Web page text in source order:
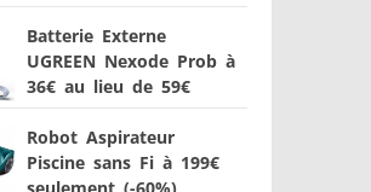
Batterie Externe
UGREEN Nexode Prob à
36€ au lieu de 59€
Robot Aspirateur
Piscine sans Fi à 199€